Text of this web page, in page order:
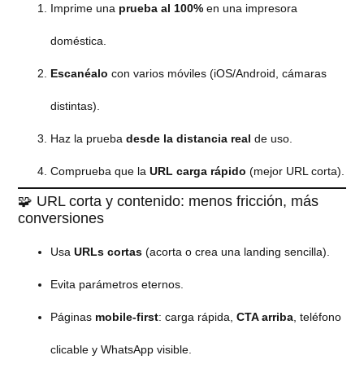
Imprime una prueba al 100% en una impresora
doméstica.
Escanéalo con varios móviles (iOS/Android, cámaras
distintas).
Haz la pruebadesde la distancia real de uso.
Comprueba que laURL carga rápido (mejor URL corta).
🧩 URL corta y contenido: menos fricción, más
conversiones
UsaURLs cortas (acorta o crea una landing sencilla).
Evita parámetros eternos.
Páginas mobile-first: carga rápida,CTA arriba , teléfono
clicable y WhatsApp visible.